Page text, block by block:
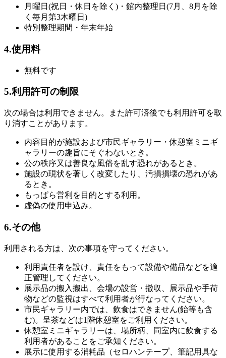
月曜日(祝日・休日を除く)・館内整理日(7月、8月を除
く毎月第3木曜日)
特別整理期間・年末年始
4.使用料
無料です
5.利用許可の制限
次の場合は利用できません。また許可済後でも利用許可を取
り消すことがあります。
内容目的が施設および市民ギャラリー・休憩室ミニギ
ャラリーの趣旨にそぐわないとき。
公の秩序又は善良な風俗を乱す恐れがあるとき。
施設の現状を著しく改変したり、汚損損壊の恐れがあ
るとき。
もっぱら営利を目的とする利用。
虚偽の使用申込み。
6.その他
利用される方は、次の事項を守ってください。
利用責任者を設け、責任をもって設備や備品などを適
正管理してください。
展示品の搬入搬出、会場の設営・撤収、展示品や手荷
物などの監視はすべて利用者が行なってください。
市民ギャラリー内では、飲食はできません(飴等も含
む)。呈茶などは1階休憩室をご利用ください。
休憩室ミニギャラリーは、場所柄、同室内に飲食する
利用者があることをご承知ください。
展示に使用する消耗品（セロハンテープ、筆記用具な